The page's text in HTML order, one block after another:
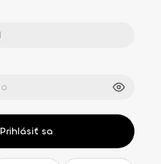
Prihlásiť sa